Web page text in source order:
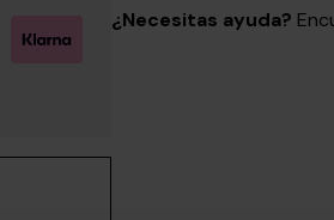
¿Necesitas ayuda?